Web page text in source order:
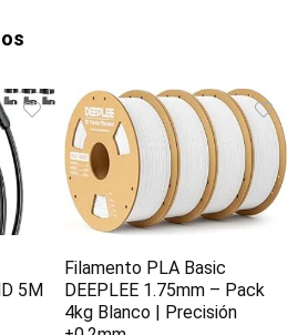
5M
Filamento PLA Basic
DEEPLEE 1.75mm – Pack
4kg Blanco | Precisión